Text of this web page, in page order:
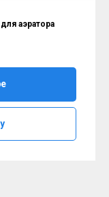
аэратора